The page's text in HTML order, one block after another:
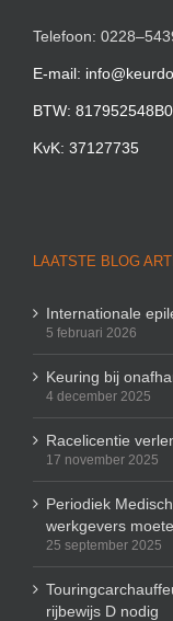
Telefoon:
E-mail:
BTW:
KvK: 37127735
LAATSTE BLOG
Internationale
5 februari 2026
Keuring bij
4 december 2025
Racelicentie
17 november 2025
Periodiek
werkgevers
25 september 2025
rijbewijs D nodig